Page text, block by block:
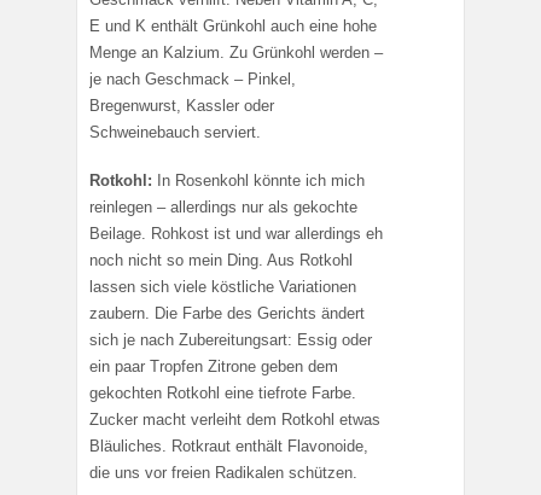
E und K enthält Grünkohl auch eine hohe
Menge an Kalzium. Zu Grünkohl werden –
je nach Geschmack – Pinkel,
Bregenwurst, Kassler oder
Schweinebauch serviert.
Rotkohl: In Rosenkohl könnte ich mich
reinlegen – allerdings nur als gekochte
Beilage. Rohkost ist und war allerdings eh
noch nicht so mein Ding. Aus Rotkohl
lassen sich viele köstliche Variationen
zaubern. Die Farbe des Gerichts ändert
sich je nach Zubereitungsart: Essig oder
ein paar Tropfen Zitrone geben dem
gekochten Rotkohl eine tiefrote Farbe.
Zucker macht verleiht dem Rotkohl etwas
Bläuliches. Rotkraut enthält Flavonoide,
die uns vor freien Radikalen schützen.